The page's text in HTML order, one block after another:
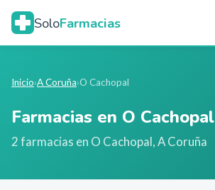
SoloFarmacias
Inicio›A Coruña›O Cachopal
Farmacias en O Cachopal
2farmacias en O Cachopal,A Coruña